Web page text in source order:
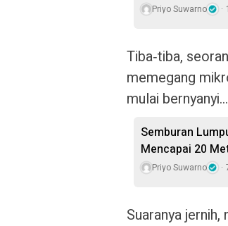
Priyo Suwarno
Tiba‑tiba,
memegang
mulai
Semburan
Mencapai 20
Priyo Suwarno
Suaranya